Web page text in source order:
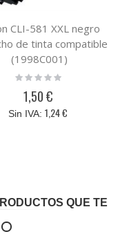
CLI-581 XXL negro
de tinta compatible
(1998C001)
Rating:
1,50 €
1,24 €
QUE TE